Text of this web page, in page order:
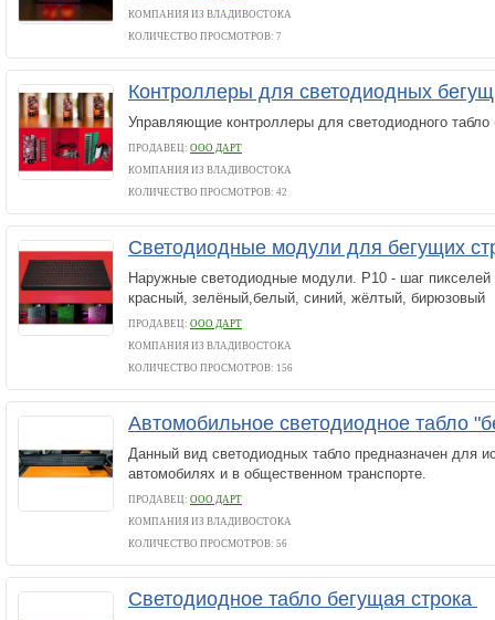
КОМПАНИЯ ИЗ ВЛАДИВОСТОКА
КОЛИЧЕСТВО ПРОСМОТРОВ: 7
Контроллеры для светодиодных
Управляющие контроллеры для светодиодного табло
ПРОДАВЕЦ: ООО ДАРТ
КОМПАНИЯ ИЗ ВЛАДИВОСТОКА
КОЛИЧЕСТВО ПРОСМОТРОВ: 42
Светодиодные модули для бегущих
Наружные светодиодные модули. Р10 - шаг
красный, зелёный,белый, синий, жёлтый, бирюзовый
ПРОДАВЕЦ: ООО ДАРТ
КОМПАНИЯ ИЗ ВЛАДИВОСТОКА
КОЛИЧЕСТВО ПРОСМОТРОВ: 156
Автомобильное светодиодное табло
Данный вид светодиодных табло предназначен для
автомобилях и в общественном транспорте.
ПРОДАВЕЦ: ООО ДАРТ
КОМПАНИЯ ИЗ ВЛАДИВОСТОКА
КОЛИЧЕСТВО ПРОСМОТРОВ: 56
Светодиодное табло бегущая строка